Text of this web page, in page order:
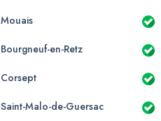
Mouais
Bourgneuf-en-Retz
Corsept
Saint-Malo-de-Guersac